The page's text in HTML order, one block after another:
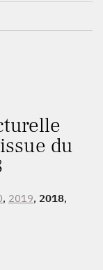
du
, 2019, 2018,